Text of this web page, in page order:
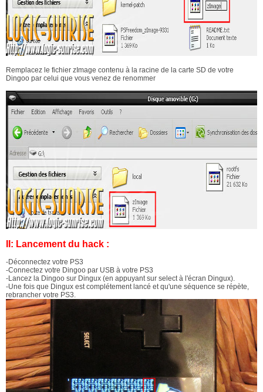
Remplacez le fichier zImage contenu à la racine de la carte SD de votre
Dingoo par celui que vous venez de renommer
II: Lancement du hack :
-Déconnectez votre PS3
-Connectez votre Dingoo par USB à votre PS3
-Lancez la Dingoo sur Dingux (en appuyant sur select à l'écran Dingux).
-Une fois que Dingux est complétement lancé et qu'une séquence se répète,
rebrancher votre PS3.